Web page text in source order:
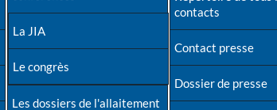
La JIA
Le congrès
Les dossiers de l'allaitement
contacts
Contact presse
Dossier de presse